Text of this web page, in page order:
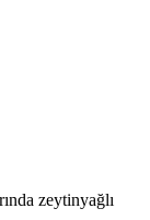
zeytinyağlı